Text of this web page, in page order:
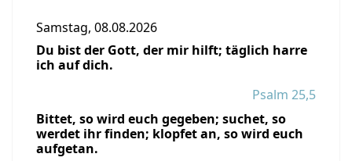
Samstag, 08.08.2026
Du bist der Gott, der mir hilft; täglich harre
ich auf dich.
Psalm 25,5
Bittet, so wird euch gegeben; suchet, so
werdet ihr finden; klopfet an, so wird euch
aufgetan.